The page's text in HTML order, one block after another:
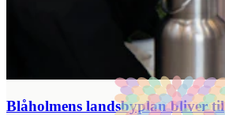
Blåholmens landsbyplan bliver til